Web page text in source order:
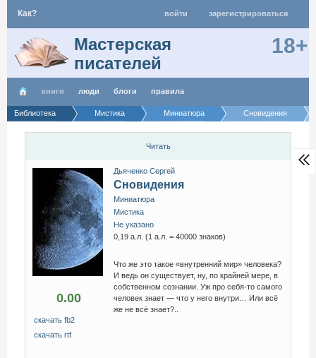
Как? войти зарегистрироваться
Мастерская
писателей
18+
книги люди блоги правила
Библиотека Мистика Миниатюра Сновидения
Читать
0.00
скачать fb2
скачать rtf
Дьяченко Сергей
Сновидения
Миниатюра
Мистика
Не указано
0,19 а.л. (1 а.л. = 40000 знаков)
Что же это такое «внутренний мир» человека?
И ведь он существует, ну, по крайней мере, в
собственном сознании. Уж про себя-то самого
человек знает — что у него внутри… Или всё
же не всё знает?..